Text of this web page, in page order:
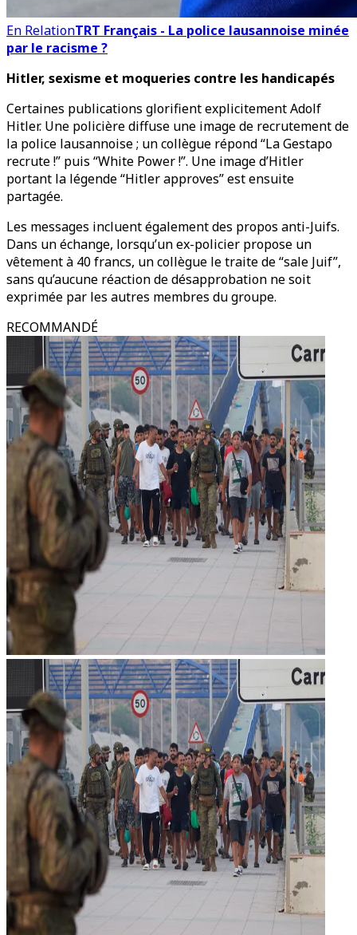
En RelationTRT Français - La police lausannoise minée
par le racisme ?
Hitler, sexisme et moqueries contre les handicapés
Certaines publications glorifient explicitement Adolf
Hitler. Une policière diffuse une image de recrutement de
la police lausannoise ; un collègue répond “La Gestapo
recrute !” puis “White Power !”. Une image d’Hitler
portant la légende “Hitler approves” est ensuite
partagée.
Les messages incluent également des propos anti-Juifs.
Dans un échange, lorsqu’un ex-policier propose un
vêtement à 40 francs, un collègue le traite de “sale Juif”,
sans qu’aucune réaction de désapprobation ne soit
exprimée par les autres membres du groupe.
RECOMMANDÉ